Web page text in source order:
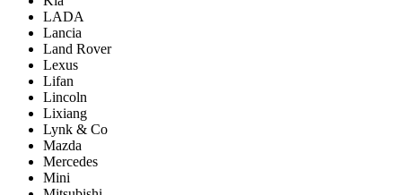
LADA
Lancia
Land Rover
Lexus
Lifan
Lincoln
Lixiang
Lynk & Co
Mazda
Mercedes
Mini